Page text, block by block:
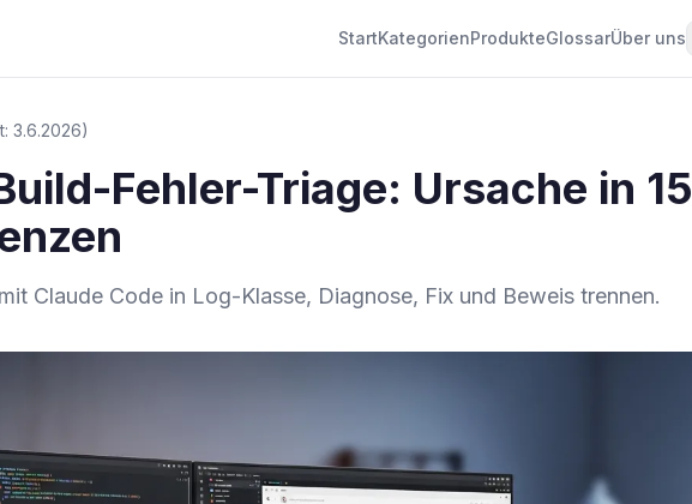
StartKategorienProdukteGlossarÜber uns
3.6.2026)
Fehler-Triage: Ursache in 15
Claude Code in Log-Klasse, Diagnose, Fix und Beweis trennen.